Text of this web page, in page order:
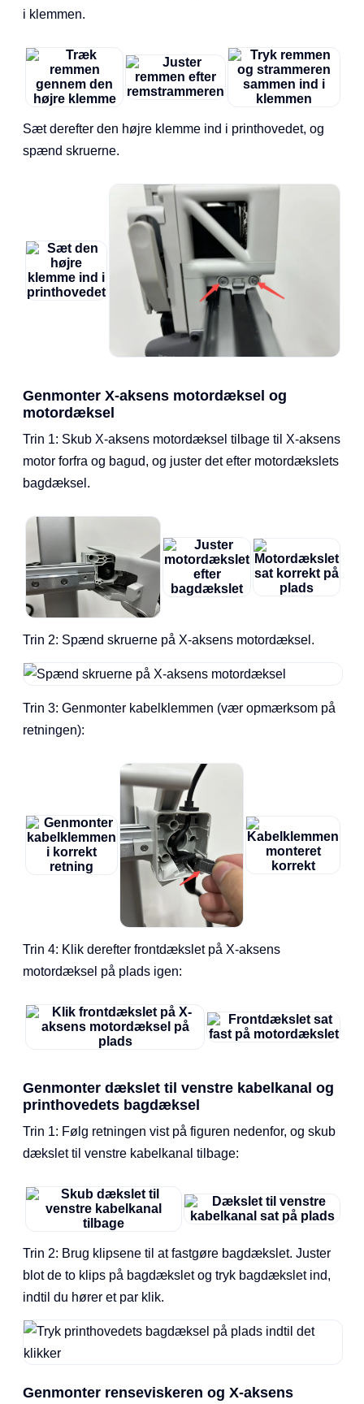
i klemmen.
Sæt derefter den højre klemme ind i printhovedet, og
spænd skruerne.
Genmonter X-aksens motordæksel og
motordæksel
Trin 1: Skub X-aksens motordæksel tilbage til X-aksens
motor forfra og bagud, og juster det efter motordækslets
bagdæksel.
Trin 2: Spænd skruerne på X-aksens motordæksel.
Trin 3: Genmonter kabelklemmen (vær opmærksom på
retningen):
Trin 4: Klik derefter frontdækslet på X-aksens
motordæksel på plads igen:
Genmonter dækslet til venstre kabelkanal og
printhovedets bagdæksel
Trin 1: Følg retningen vist på figuren nedenfor, og skub
dækslet til venstre kabelkanal tilbage:
Trin 2: Brug klipsene til at fastgøre bagdækslet. Juster
blot de to klips på bagdækslet og tryk bagdækslet ind,
indtil du hører et par klik.
Genmonter renseviskeren og X-aksens